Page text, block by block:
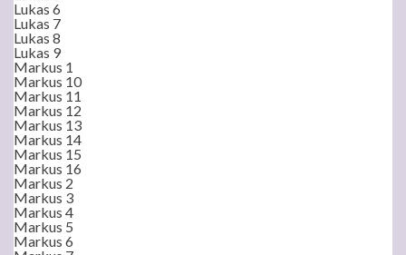
Lukas 6
Lukas 7
Lukas 8
Lukas 9
Markus 1
Markus 10
Markus 11
Markus 12
Markus 13
Markus 14
Markus 15
Markus 16
Markus 2
Markus 3
Markus 4
Markus 5
Markus 6